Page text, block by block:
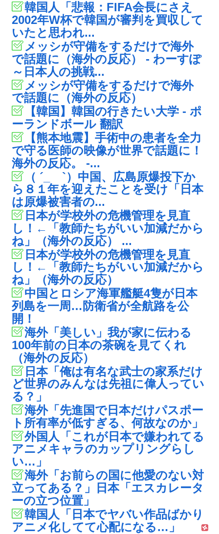
韓国人「悲報：FIFA会長にさえ
2002年W杯で韓国が審判を買収して
いたと思われ...
メッシが守備をするだけで海外
で話題に（海外の反応） - わーすぽ
～日本人の挑戦...
メッシが守備をするだけで海外
で話題に（海外の反応）
【韓国】韓国の行きたい大学 - ポ
ーランドボール 翻訳
【熊本地震】手術中の患者を全力
で守る医師の映像が世界で話題に！
海外の反応。 -...
（ ´_ゝ`）中国、広島原爆投下か
ら８１年を迎えたことを受け「日本
は原爆被害者の...
日本が学校外の危機管理を見直
し！←「教師たちがいい加減だから
ね」（海外の反応） ...
日本が学校外の危機管理を見直
し！←「教師たちがいい加減だから
ね」（海外の反応）
中国とロシア海軍艦艇4隻が日本
列島を一周…防衛省が全航路を公
開！
海外「美しい」我が家に伝わる
100年前の日本の茶碗を見てくれ
（海外の反応）
日本「俺は有名な武士の家系だけ
ど世界のみんなは先祖に偉人ってい
る？」
海外「先進国で日本だけパスポー
ト所有率が低すぎる、何故なのか」
外国人「これが日本で嫌われてる
アニメキャラのカップリングらし
い…」
海外「お前らの国に他愛のない対
立ってある？」日本「エスカレータ
ーの立つ位置」
韓国人「日本でヤバい作品ばかり
アニメ化してて心配になる…」